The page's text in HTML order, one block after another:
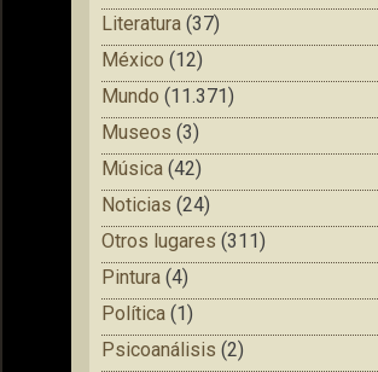
Literatura (37)
México (12)
Mundo (11.371)
Museos (3)
Música (42)
Noticias (24)
Otros lugares (311)
Pintura (4)
Política (1)
Psicoanálisis (2)